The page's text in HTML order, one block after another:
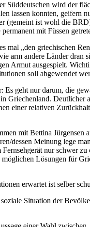
wird der
lassen konnten, geifern
(gemeint ist wohl die
mit Füssen
mal „den griechischen
arm andere Länder
Armut ausgespielt.
soll abgewendet
geht nur darum, die
Griechenland. Deutlicher
einer relativen
mit Bettina
dessen Meinung lege
nur schwer
Lösungen für
erwartet ist selber
Situation der